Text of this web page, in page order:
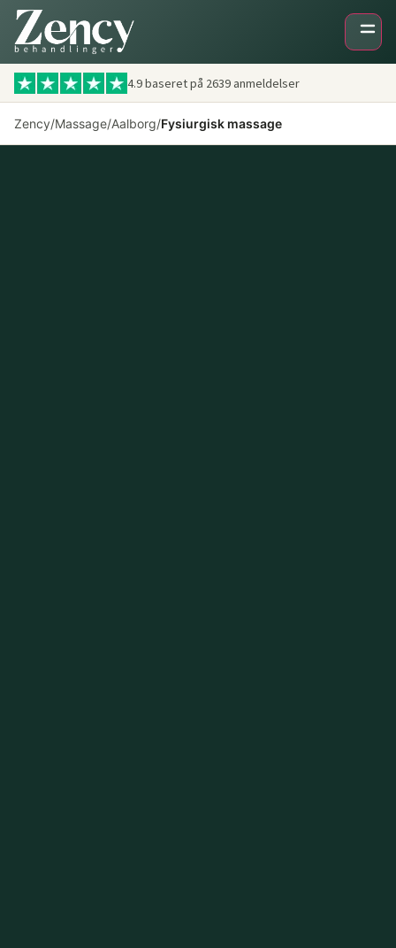
4.9 baseret på 2639 anmeldelser
Zency/Massage/Aalborg/Fysiurgisk massage